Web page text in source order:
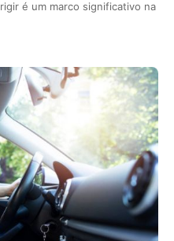
é um marco significativo na